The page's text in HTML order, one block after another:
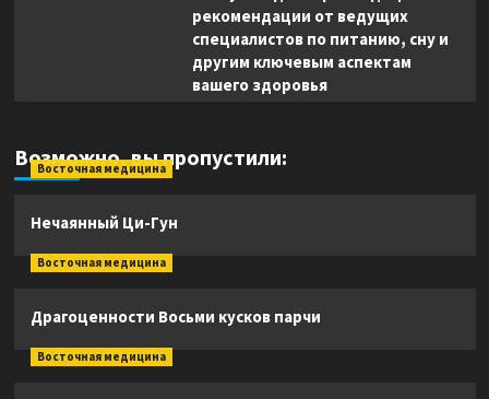
рекомендации от ведущих
специалистов по питанию, сну и
другим ключевым аспектам
вашего здоровья
Возможно, вы пропустили:
Восточная медицина
Нечаянный Ци-Гун
Восточная медицина
Драгоценности Восьми кусков парчи
Восточная медицина